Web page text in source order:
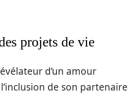
projets de vie
d’un amour
de son partenaire